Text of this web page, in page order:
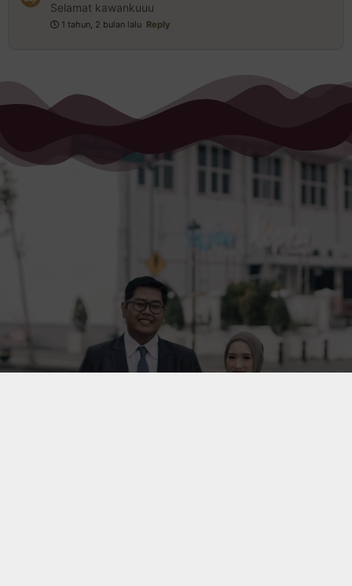
Selamat kawankuuu
1 tahun, 2 bulan lalu Reply